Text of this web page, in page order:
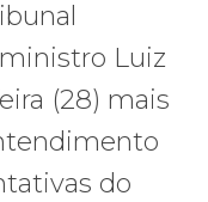
Luiz
(28) mais
do